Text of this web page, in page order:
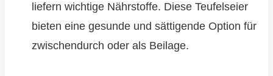
liefern wichtige Nährstoffe. Diese Teufelseier
bieten eine gesunde und sättigende Option für
zwischendurch oder als Beilage.